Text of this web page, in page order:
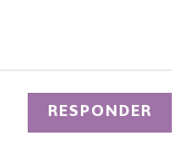
RESPONDER